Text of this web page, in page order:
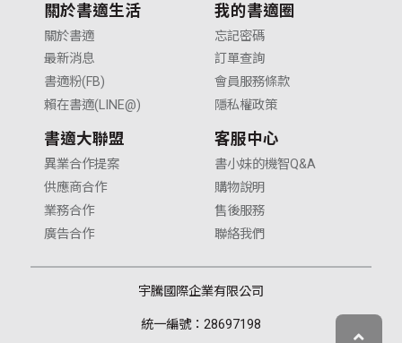
關於書適生活
關於書適
最新消息
書適粉(FB)
賴在書適(LINE@)
我的書適圈
忘記密碼
訂單查詢
會員服務條款
隱私權政策
書適大聯盟
異業合作提案
供應商合作
業務合作
廣告合作
客服中心
書小妹的機智Q&A
購物說明
售後服務
聯絡我們
宇騰國際企業有限公司
統一編號：28697198